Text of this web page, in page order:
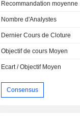
Recommandation moyenne
Nombre d'Analystes
Dernier Cours de Cloture
Objectif de cours Moyen
Ecart / Objectif Moyen
Consensus